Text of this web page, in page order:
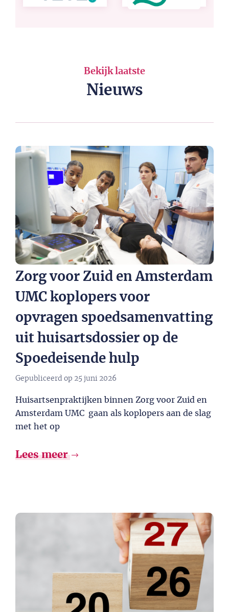
Bekijk laatste
Nieuws
Zorg voor Zuid en Amsterdam
UMC koplopers voor
opvragen spoedsamenvatting
uit huisartsdossier op de
Spoedeisende hulp
Gepubliceerd op 25 juni 2026
Huisartsenpraktijken binnen Zorg voor Zuid en
Amsterdam UMC gaan als koplopers aan de slag
met het op
Lees meer